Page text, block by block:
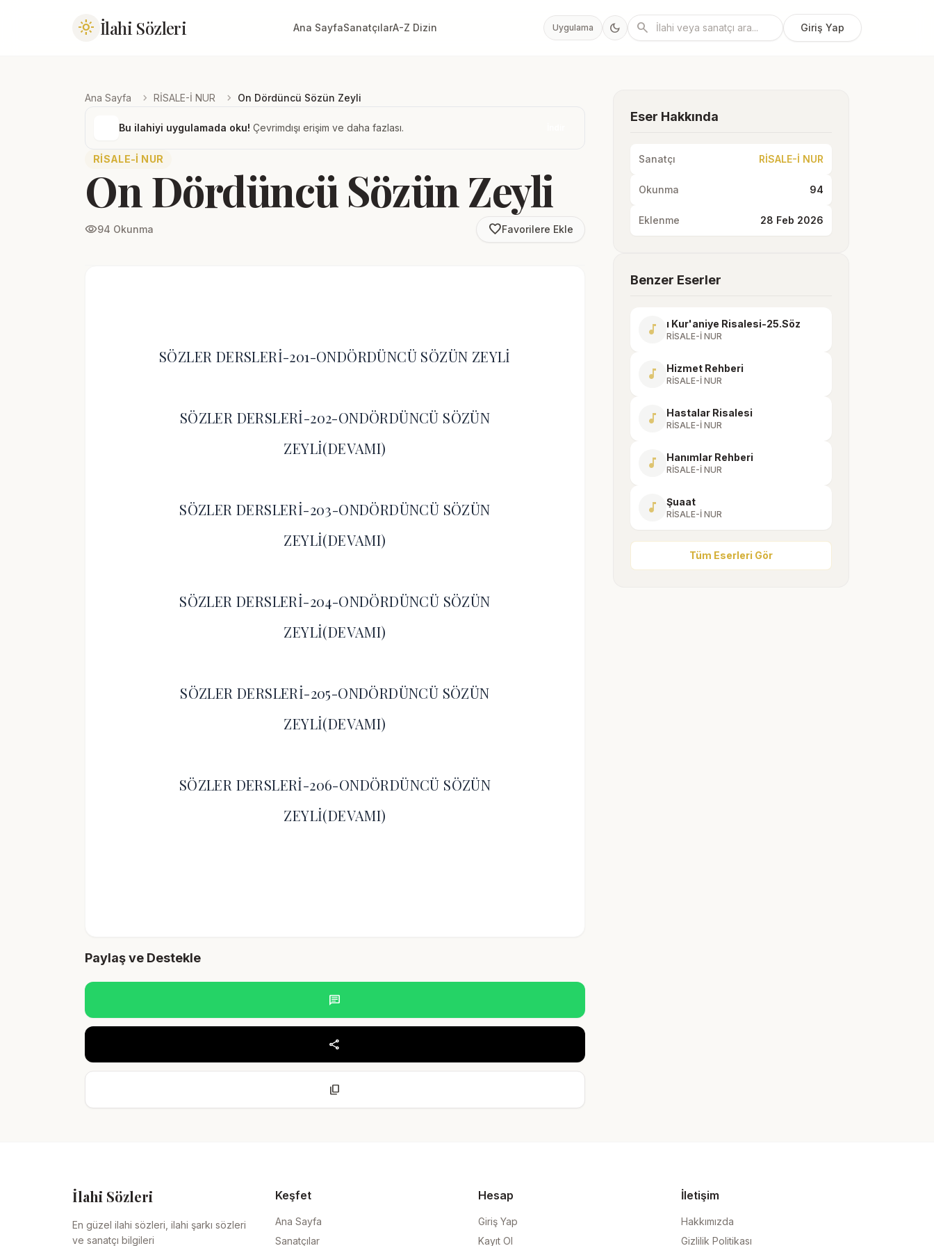
light_mode İlahi Sözleri Ana SayfaSanatçılarA-Z Dizin Uygulama dark_mode search Giriş Yap
Ana Sayfa chevron_right RİSALE-İ NUR chevron_right On Dördüncü Sözün Zeyli
Bu ilahiyi uygulamada oku! Çevrimdışı erişim ve daha fazlası.
RİSALE-İ NUR
On Dördüncü Sözün Zeyli
visibility94 Okunma favorite_borderFavorilere Ekle
SÖZLER DERSLERİ-201-ONDÖRDÜNCÜ SÖZÜN ZEYLİ
SÖZLER DERSLERİ-202-ONDÖRDÜNCÜ SÖZÜN
ZEYLİ(DEVAMI)
SÖZLER DERSLERİ-203-ONDÖRDÜNCÜ SÖZÜN
ZEYLİ(DEVAMI)
SÖZLER DERSLERİ-204-ONDÖRDÜNCÜ SÖZÜN
ZEYLİ(DEVAMI)
SÖZLER DERSLERİ-205-ONDÖRDÜNCÜ SÖZÜN
ZEYLİ(DEVAMI)
SÖZLER DERSLERİ-206-ONDÖRDÜNCÜ SÖZÜN
ZEYLİ(DEVAMI)
Paylaş ve Destekle
chat
share
content_copy
Eser Hakkında
Sanatçı RİSALE-İ NUR
Okunma 94
Eklenme 28 Feb 2026
Benzer Eserler
music_note ı Kur'aniye Risalesi-25.Söz
RİSALE-İ NUR
music_note Hizmet Rehberi
RİSALE-İ NUR
music_note Hastalar Risalesi
RİSALE-İ NUR
music_note Hanımlar Rehberi
RİSALE-İ NUR
music_note Şuaat
RİSALE-İ NUR
Tüm Eserleri Gör
İlahi Sözleri
En güzel ilahi sözleri, ilahi şarkı sözleri
ve sanatçı bilgileri
Keşfet
Ana Sayfa
Sanatçılar
Hesap
Giriş Yap
Kayıt Ol
İletişim
Hakkımızda
Gizlilik Politikası